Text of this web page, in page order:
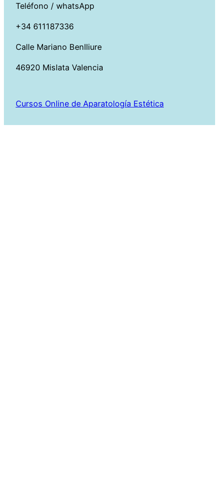
Teléfono / whatsApp
+34 611187336
Calle Mariano Benlliure
46920 Mislata Valencia
Cursos Online de Aparatología Estética